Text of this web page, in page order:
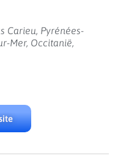
Carieu, Pyrénées-
Mer, Occitanië,